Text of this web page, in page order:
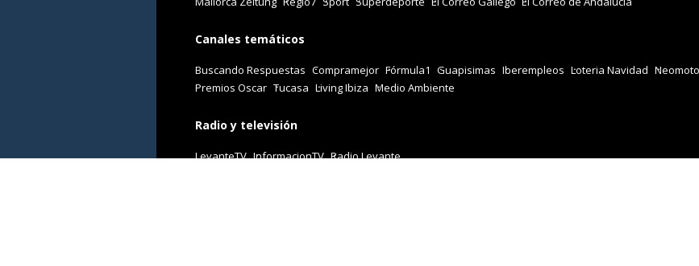
Canales temáticos
Buscando Respuestas Compramejor Fórmula1 Guapisimas Iberempleos Loteria Navidad
Premios Oscar Tucasa Living Ibiza Medio Ambiente
Radio y televisión
LevanteTV InformacionTV Radio Levante